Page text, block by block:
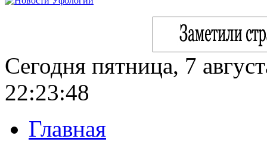
Сегодня пятница, 7
22:23:49
Главная